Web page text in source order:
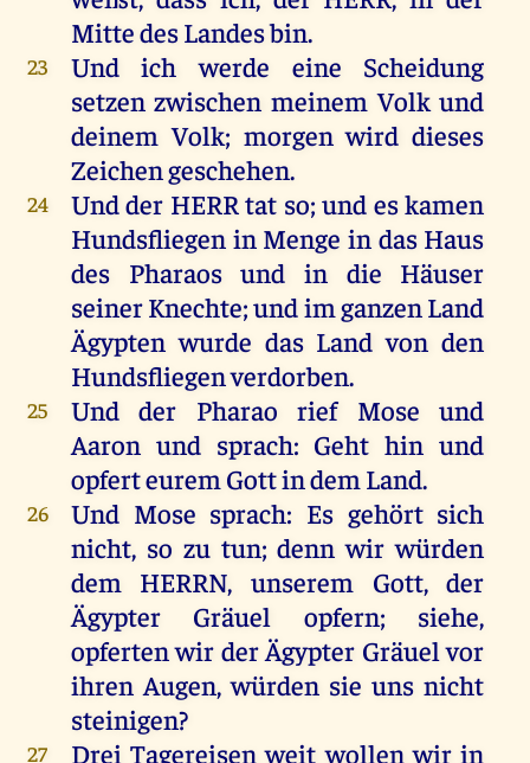
MittedesLandesbin.
23 Und ich werde eine Scheidung
setzen zwischen meinem Volk und
deinem Volk; morgen wird dieses
Zeichengeschehen.
24 Undder HERRtat so;und eskamen
Hundsfliegen in Menge in das Haus
des Pharaos und in die Häuser
seinerKnechte;undimganzenLand
Ägypten wurde das Land von den
Hundsfliegenverdorben.
25 Und der Pharao rief Mose und
Aaron und sprach: Geht hin und
opferteurem Gottindem Land.
26 Und Mose sprach: Es gehört sich
nicht, so zu tun;denn wir würden
dem HERRN, unserem Gott,der
ÄgypterGräuel opfern; siehe,
opfertenwir derÄgypter Gräuelvor
ihren Augen,würden sie uns nicht
steinigen?
27 Drei Tagereisen weit wollen wir in